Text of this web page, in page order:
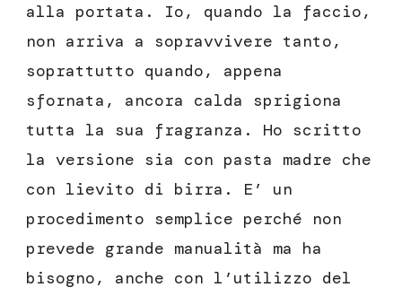
alla portata. Io, quando la faccio,
non arriva a sopravvivere tanto,
soprattutto quando, appena
sfornata, ancora calda sprigiona
tutta la sua fragranza. Ho scritto
la versione sia con pasta madre che
con lievito di birra. E’ un
procedimento semplice perché non
prevede grande manualità ma ha
bisogno, anche con l’utilizzo del